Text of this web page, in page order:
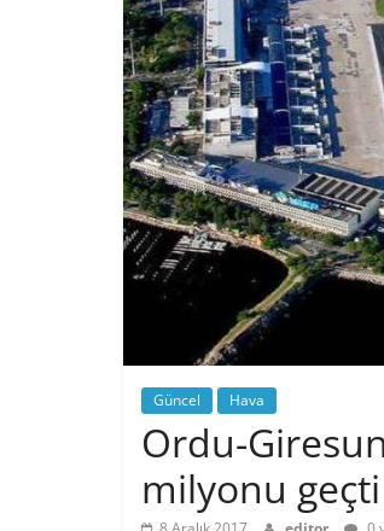
Güncel Hava
Ordu-
milyonu geçti